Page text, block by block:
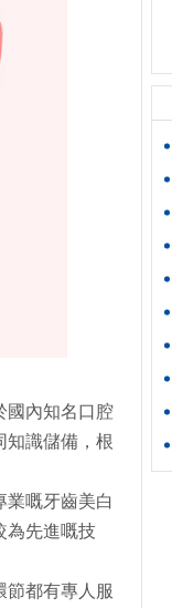
國內知名口腔
知識儲備，根
業嘅牙齒美白
為先進嘅技
節都有專人服